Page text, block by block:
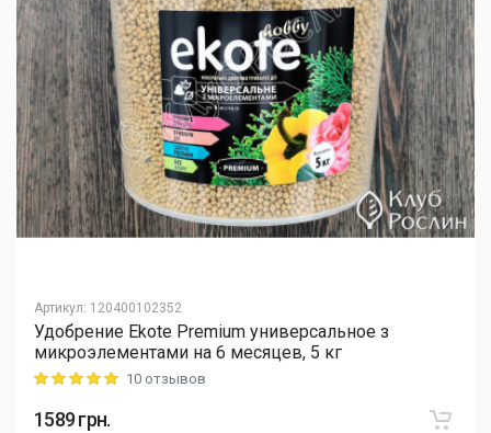
Артикул: 120400102352
Удобрение Ekote Premium универсальное з
микроэлементами на 6 месяцев, 5 кг
Rating: 5 out of 510 отзывов
1589грн.